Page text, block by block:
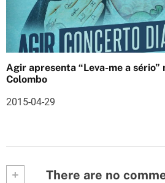
Agir apresenta “Leva-me a sério”
Colombo
2015-04-29
+ There are no